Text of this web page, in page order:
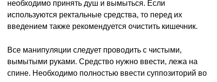
необходимо принять душ и вымыться. Если
используются ректальные средства, то перед их
введением также рекомендуется очистить кишечник.
Все манипуляции следует проводить с чистыми,
вымытыми руками. Средство нужно ввести, лежа на
спине. Необходимо полностью ввести суппозиторий во